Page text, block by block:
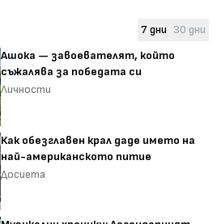
7 дни 30 дни
Ашока — завоевателят, който
съжалява за победата си
Личности
Как обезглавен крал даде името на
най-американското питие
Досиета